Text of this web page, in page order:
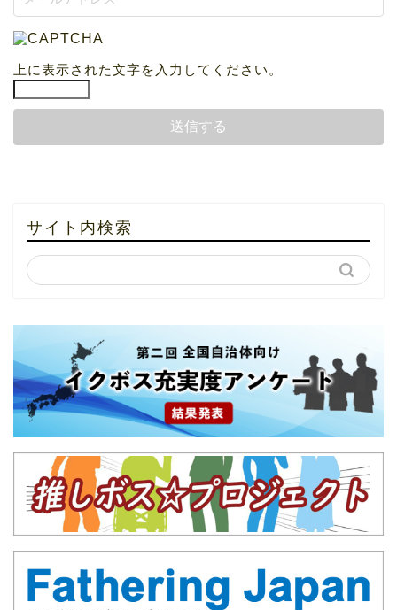
上に表示された文字を入力してください。
サイト内検索